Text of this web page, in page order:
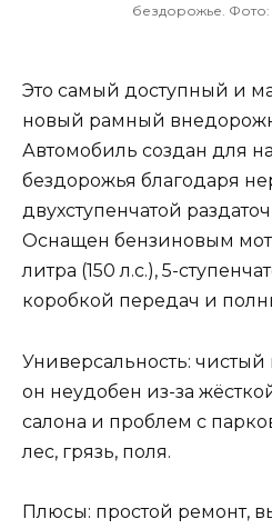
бездорожье. Фото:
Это самый доступный и
новый рамный
Автомобиль создан для
бездорожья благодаря
двухступенчатой
Оснащен бензиновым
литра (150 л.с.), 5-
коробкой передач и
Универсальность: чистый
он неудобен из-за
салона и проблем с
лес, грязь, поля.
Плюсы: простой ремонт,